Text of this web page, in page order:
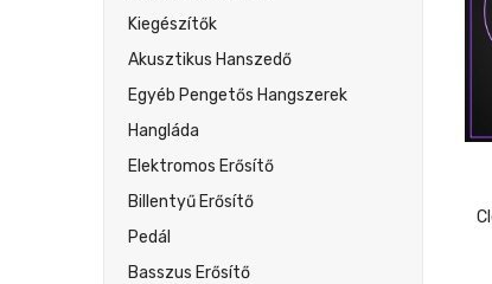
Kiegészítők
Akusztikus Hanszedő
Egyéb Pengetős Hangszerek
Hangláda
Elektromos Erősítő
Billentyű Erősítő
Pedál
Basszus Erősítő